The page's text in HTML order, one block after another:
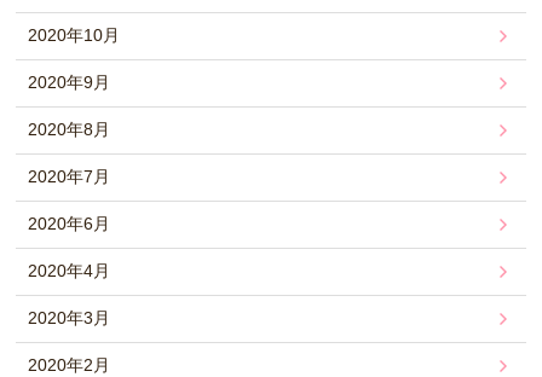
2020年10月
2020年9月
2020年8月
2020年7月
2020年6月
2020年4月
2020年3月
2020年2月